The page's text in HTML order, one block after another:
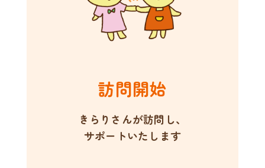
訪問開始
きらりさんが訪問し、
サポートいたします